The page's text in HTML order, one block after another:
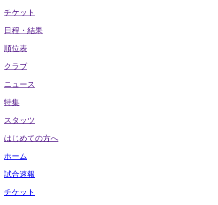
チケット
日程・結果
順位表
クラブ
ニュース
特集
スタッツ
はじめての方へ
ホーム
試合速報
チケット